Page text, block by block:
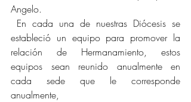
Angelo.
En cada una de nuestras Diócesis se
estableció un equipo para promover la
relación de Hermanamiento, estos
equipos sean reunido anualmente en
cada sede que le corresponde
anualmente,